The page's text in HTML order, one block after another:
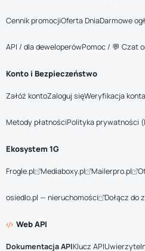
Cennik promocjiOferta DniaDarmowe
API / dla deweloperówPomoc / 💬 Czat
Konto i Bezpieczeństwo
Załóż kontoZaloguj sięWeryfikacja konta
Metody płatnościPolityka prywatności
Ekosystem 1G
Frogle.pl Mediaboxy.pl Mailerpro.pl
osiedlo.pl — nieruchomości Dołącz do
Web API
Dokumentacja APIKlucz API